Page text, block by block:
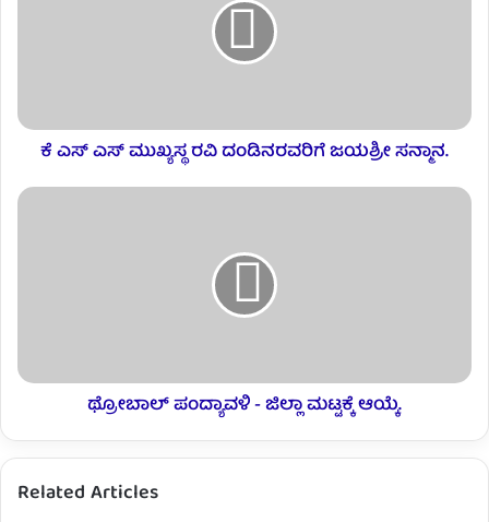
ಕೆ ಎಸ್ ಎಸ್ ಮುಖ್ಯಸ್ಥ ರವಿ ದಂಡಿನರವರಿಗೆ ಜಯಶ್ರೀ ಸನ್ಮಾನ.
ಥ್ರೋಬಾಲ್ ಪಂದ್ಯಾವಳಿ - ಜಿಲ್ಲಾ ಮಟ್ಟಕ್ಕೆ ಆಯ್ಕೆ.
Related Articles